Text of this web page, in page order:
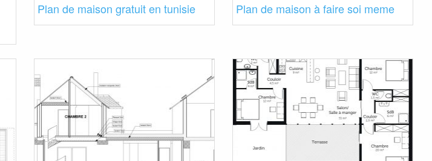
Plan de maison gratuit en tunisie Plan de maison à faire soi meme